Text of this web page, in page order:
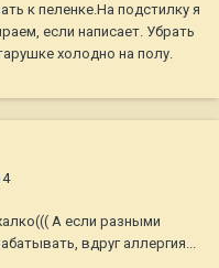
к пеленке.На подстилку я
если написает. Убрать
холодно на полу.
А если разными
вдруг аллергия...